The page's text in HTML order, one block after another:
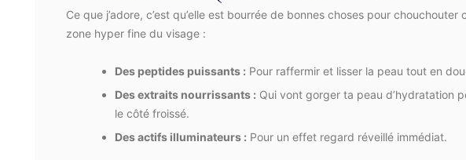
Ce que j’adore, c’est qu’elle est bourrée de bonnes choses pour chouchouter
zone hyper fine du visage :
Des peptides puissants : Pour raffermir et lisser la peau tout en
Des extraits nourrissants : Qui vont gorger ta peau d’hydratation
le côté froissé.
Des actifs illuminateurs : Pour un effet regard réveillé immédiat.